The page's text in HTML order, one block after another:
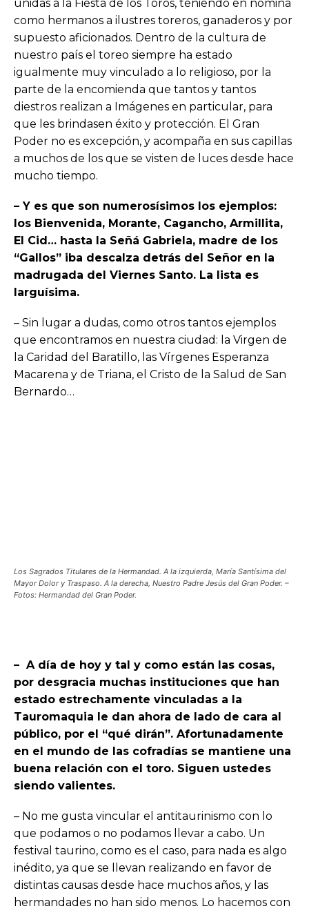
unidas a la Fiesta de los Toros, teniendo en nómina
como hermanos a ilustres toreros, ganaderos y por
supuesto aficionados. Dentro de la cultura de
nuestro país el toreo siempre ha estado
igualmente muy vinculado a lo religioso, por la
parte de la encomienda que tantos y tantos
diestros realizan a Imágenes en particular, para
que les brindasen éxito y protección. El Gran
Poder no es excepción, y acompaña en sus capillas
a muchos de los que se visten de luces desde hace
mucho tiempo.
– Y es que son numerosísimos los ejemplos:
los Bienvenida, Morante, Cagancho, Armillita,
El Cid… hasta la Señá Gabriela, madre de los
“Gallos” iba descalza detrás del Señor en la
madrugada del Viernes Santo. La lista es
larguísima.
– Sin lugar a dudas, como otros tantos ejemplos
que encontramos en nuestra ciudad: la Virgen de
la Caridad del Baratillo, las Vírgenes Esperanza
Macarena y de Triana, el Cristo de la Salud de San
Bernardo…
Los Sagrados Titulares de la Hermandad. A la izquierda, María Santísima del
Mayor Dolor y Traspaso. A la derecha, Nuestro Padre Jesús del Gran Poder. –
Fotos: Hermandad del Gran Poder.
– A día de hoy y tal y como están las cosas,
por desgracia muchas instituciones que han
estado estrechamente vinculadas a la
Tauromaquia le dan ahora de lado de cara al
público, por el “qué dirán”. Afortunadamente
en el mundo de las cofradías se mantiene una
buena relación con el toro. Siguen ustedes
siendo valientes.
– No me gusta vincular el antitaurinismo con lo
que podamos o no podamos llevar a cabo. Un
festival taurino, como es el caso, para nada es algo
inédito, ya que se llevan realizando en favor de
distintas causas desde hace muchos años, y las
hermandades no han sido menos. Lo hacemos con